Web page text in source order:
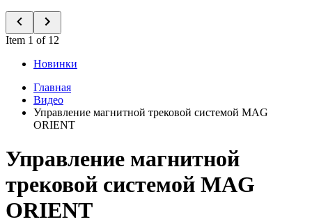
Item 1 of 12
Новинки
Главная
Видео
Управление магнитной трековой системой MAG
ORIENT
Управление магнитной
трековой системой MAG
ORIENT